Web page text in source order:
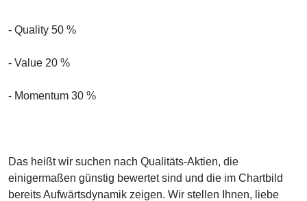
- Quality 50 %
- Value 20 %
- Momentum 30 %
Das heißt wir suchen nach Qualitäts-Aktien, die
einigermaßen günstig bewertet sind und die im Chartbild
bereits Aufwärtsdynamik zeigen. Wir stellen Ihnen, liebe